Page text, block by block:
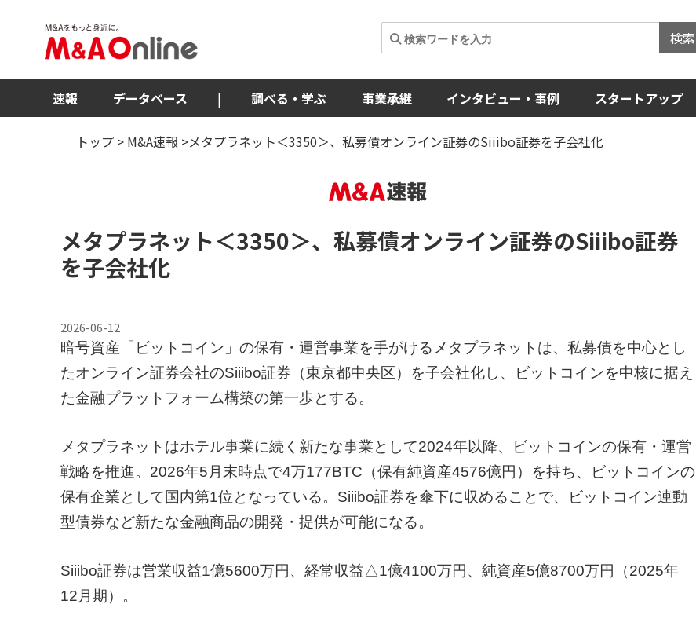
検索
速報 データベース | 調べる・学ぶ 事業承継 インタビュー・事例 スタートアップ
トップ > M&A速報 >メタプラネット＜3350＞、私募債オンライン証券のSiiibo証券を子会社化
メタプラネット＜3350＞、私募債オンライン証券のSiiibo証券
を子会社化
2026-06-12
暗号資産「ビットコイン」の保有・運営事業を手がけるメタプラネットは、私募債を中心とし
たオンライン証券会社のSiiibo証券（東京都中央区）を子会社化し、ビットコインを中核に据え
た金融プラットフォーム構築の第一歩とする。
メタプラネットはホテル事業に続く新たな事業として2024年以降、ビットコインの保有・運営
戦略を推進。2026年5月末時点で4万177BTC（保有純資産4576億円）を持ち、ビットコインの
保有企業として国内第1位となっている。Siiibo証券を傘下に収めることで、ビットコイン連動
型債券など新たな金融商品の開発・提供が可能になる。
Siiibo証券は営業収益1億5600万円、経常収益△1億4100万円、純資産5億8700万円（2025年
12月期）。